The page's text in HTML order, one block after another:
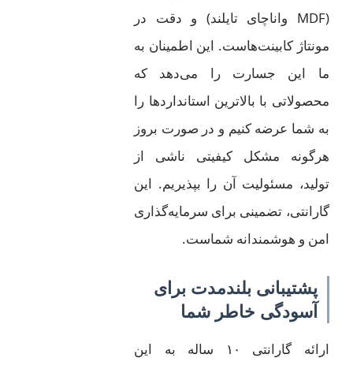
(MDF واناچای تایلند) و دقت در
مونتاژ کابینت‌هاست. این اطمینان به
ما این جسارت را می‌دهد که
محصولاتی با بالاترین استانداردها را
به شما عرضه کنیم و در صورت بروز
هرگونه مشکل کیفیتی ناشی از
تولید، مسئولیت آن را بپذیریم. این
گارانتی، تضمینی برای سرمایه‌گذاری
امن و هوشمندانه شماست.
پشتیبانی بلندمدت برای
آسودگی خاطر شما
ارائه گارانتی ۱۰ ساله به این